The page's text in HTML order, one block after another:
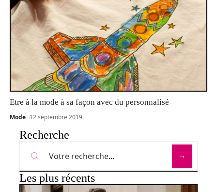
Etre à la mode à sa façon avec du personnalisé
Mode 12 septembre 2019
Recherche
Les plus récents